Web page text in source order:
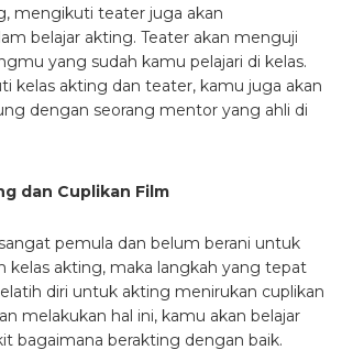
mengikuti teater juga akan
belajar akting. Teater akan menguji
yang sudah kamu pelajari di kelas.
kelas akting dan teater, kamu juga akan
dengan seorang mentor yang ahli di
dan Cuplikan Film
pemula dan belum berani untuk
kelas akting, maka langkah yang tepat
diri untuk akting menirukan cuplikan
melakukan hal ini, kamu akan belajar
bagaimana berakting dengan baik.